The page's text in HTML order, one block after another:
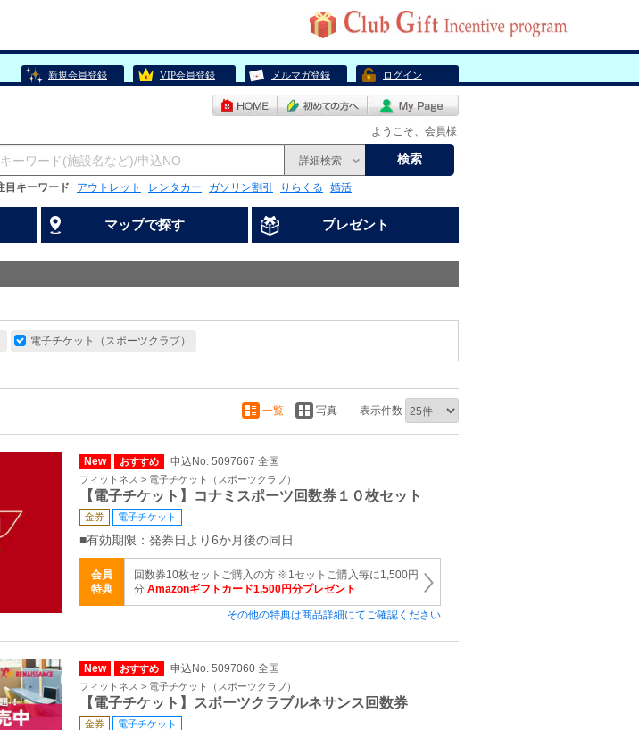
新規会員登録 VIP会員登録 メルマガ登録 ログイン
ようこそ、会員様
詳細検索 検索
目キーワード アウトレット レンタカー ガソリン割引 りらくる 婚活
マップで探す プレゼント
電子チケット（スポーツクラブ）
一覧 写真 表示件数
New おすすめ 申込No. 5097667 全国
フィットネス > 電子チケット（スポーツクラブ）
【電子チケット】コナミスポーツ回数券１０枚セット
金券 電子チケット
■有効期限：発券日より6か月後の同日
会員
特典
回数券10枚セットご購入の方 ※1セットご購入毎に1,500円
分 Amazonギフトカード1,500円分プレゼント
その他の特典は商品詳細にてご確認ください
New おすすめ 申込No. 5097060 全国
フィットネス > 電子チケット（スポーツクラブ）
【電子チケット】スポーツクラブルネサンス回数券
金券 電子チケット